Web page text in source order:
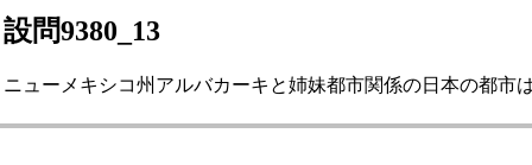
設問9380_13
ニューメキシコ州アルバカーキと姉妹都市関係の日本の都市